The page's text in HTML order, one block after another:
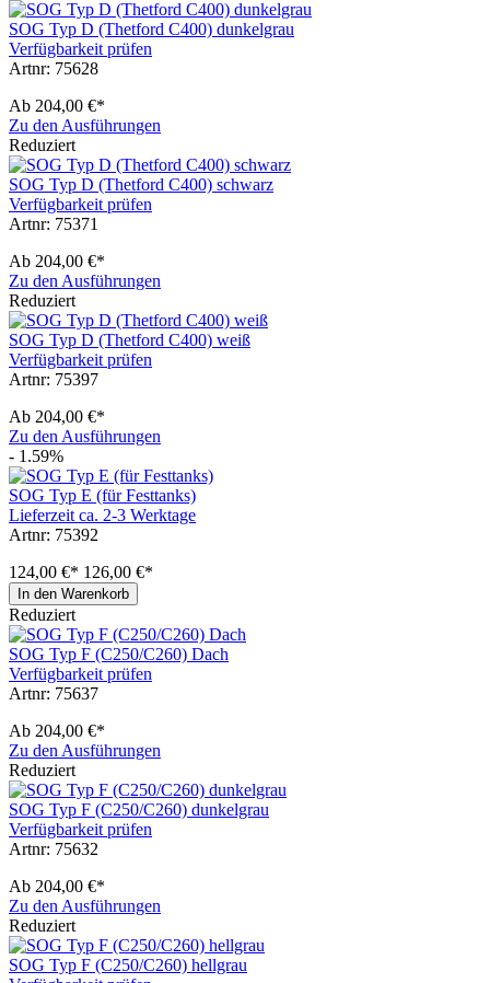
SOG Typ D (Thetford C400) dunkelgrau
Verfügbarkeit prüfen
Artnr: 75628
Ab 204,00 €*
Zu den Ausführungen
Reduziert
SOG Typ D (Thetford C400) schwarz
Verfügbarkeit prüfen
Artnr: 75371
Ab 204,00 €*
Zu den Ausführungen
Reduziert
SOG Typ D (Thetford C400) weiß
Verfügbarkeit prüfen
Artnr: 75397
Ab 204,00 €*
Zu den Ausführungen
- 1.59%
SOG Typ E (für Festtanks)
Lieferzeit ca. 2-3 Werktage
Artnr: 75392
124,00 €* 126,00 €*
In den Warenkorb
Reduziert
SOG Typ F (C250/C260) Dach
Verfügbarkeit prüfen
Artnr: 75637
Ab 204,00 €*
Zu den Ausführungen
Reduziert
SOG Typ F (C250/C260) dunkelgrau
Verfügbarkeit prüfen
Artnr: 75632
Ab 204,00 €*
Zu den Ausführungen
Reduziert
SOG Typ F (C250/C260) hellgrau